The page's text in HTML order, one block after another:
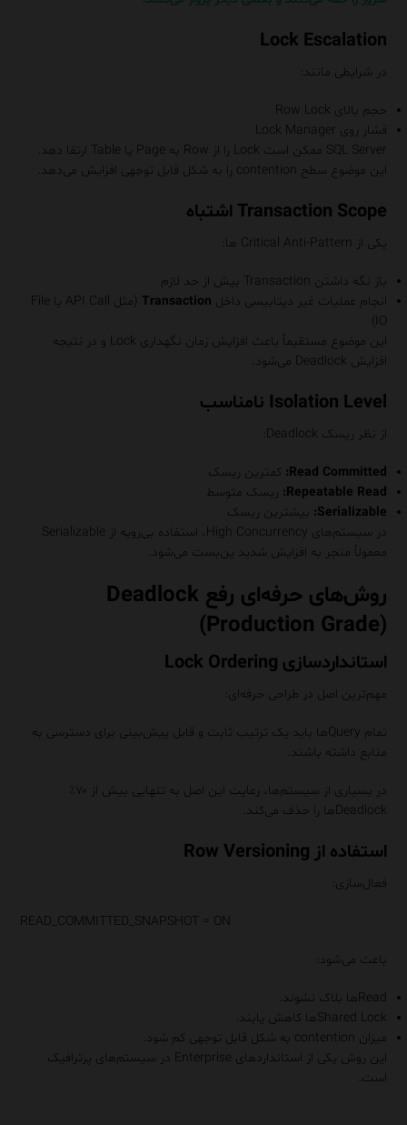
Lock Escalation
در شرایطی مانند:
حجم بالای Row Lock
فشار روی Lock Manager
SQL Server ممکن است Lock را از Row به Page یا Table ارتقا دهد.
این موضوع سطح contention را به شکل قابل توجهی افزایش می‌دهد.
Transaction Scope اشتباه
یکی از Critical Anti-Pattern ها:
باز نگه داشتن Transaction بیش از حد لازم
انجام عملیات غیر دیتابیسی داخل Transaction
(مثل API Call یا File
IO)
این موضوع مستقیماً باعث افزایش زمان نگهداری Lock و در نتیجه
افزایش Deadlock می‌شود.
Isolation Level نامناسب
از نظر ریسک Deadlock:
Read Committed: کمترین ریسک
Repeatable Read: ریسک متوسط
Serializable: بیشترین ریسک
در سیستم‌های High Concurrency، استفاده بی‌رویه از Serializable
معمولاً منجر به افزایش شدید ین‌بست می‌شود.
روش‌های حرفه‌ای رفع Deadlock
(Production Grade)
استانداردسازی Lock Ordering
مهم‌ترین اصل در طراحی حرفه‌ای:
تمام Queryها باید یک ترتیب ثابت و قابل پیش‌بینی برای دسترسی به
منابع داشته باشند.
در بسیاری از سیستم‌ها، رعایت این اصل به تنهایی بیش از ۷۰٪
Deadlockها را حذف می‌کند.
استفاده از Row Versioning
فعال‌سازی:
READ_COMMITTED_SNAPSHOT = ON
باعث می‌شود:
Readها بلاک نشوند.
Shared Lockها کاهش یابند.
میزان contention به شکل قابل توجهی کم شود.
این روش یکی از استانداردهای Enterprise در سیستم‌های پرترافیک
است.